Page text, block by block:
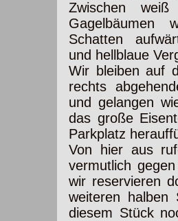
Zwischen weiß
Schatten
und hellblaue
Wir bleiben auf
rechts
und gelangen
das große
Parkplatz
Von hier aus
vermutlich
wir reservieren
weiteren
diesem Stück